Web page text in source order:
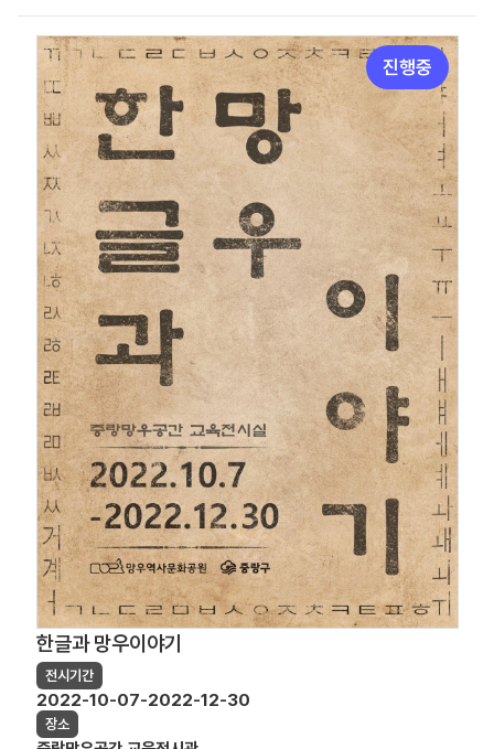
진행중
한글과 망우이야기
전시기간
2022-10-07-2022-12-30
장소